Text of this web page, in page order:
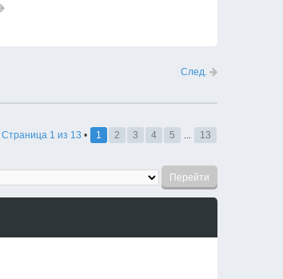
След.
Страница 1 из 13 • 1 2 3 4 5 ... 13